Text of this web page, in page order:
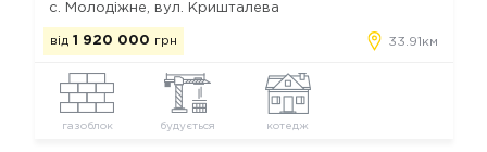
с. Молодіжне, вул. Кришталева
від 1 920 000 грн 33.91км
газоблок будується котедж